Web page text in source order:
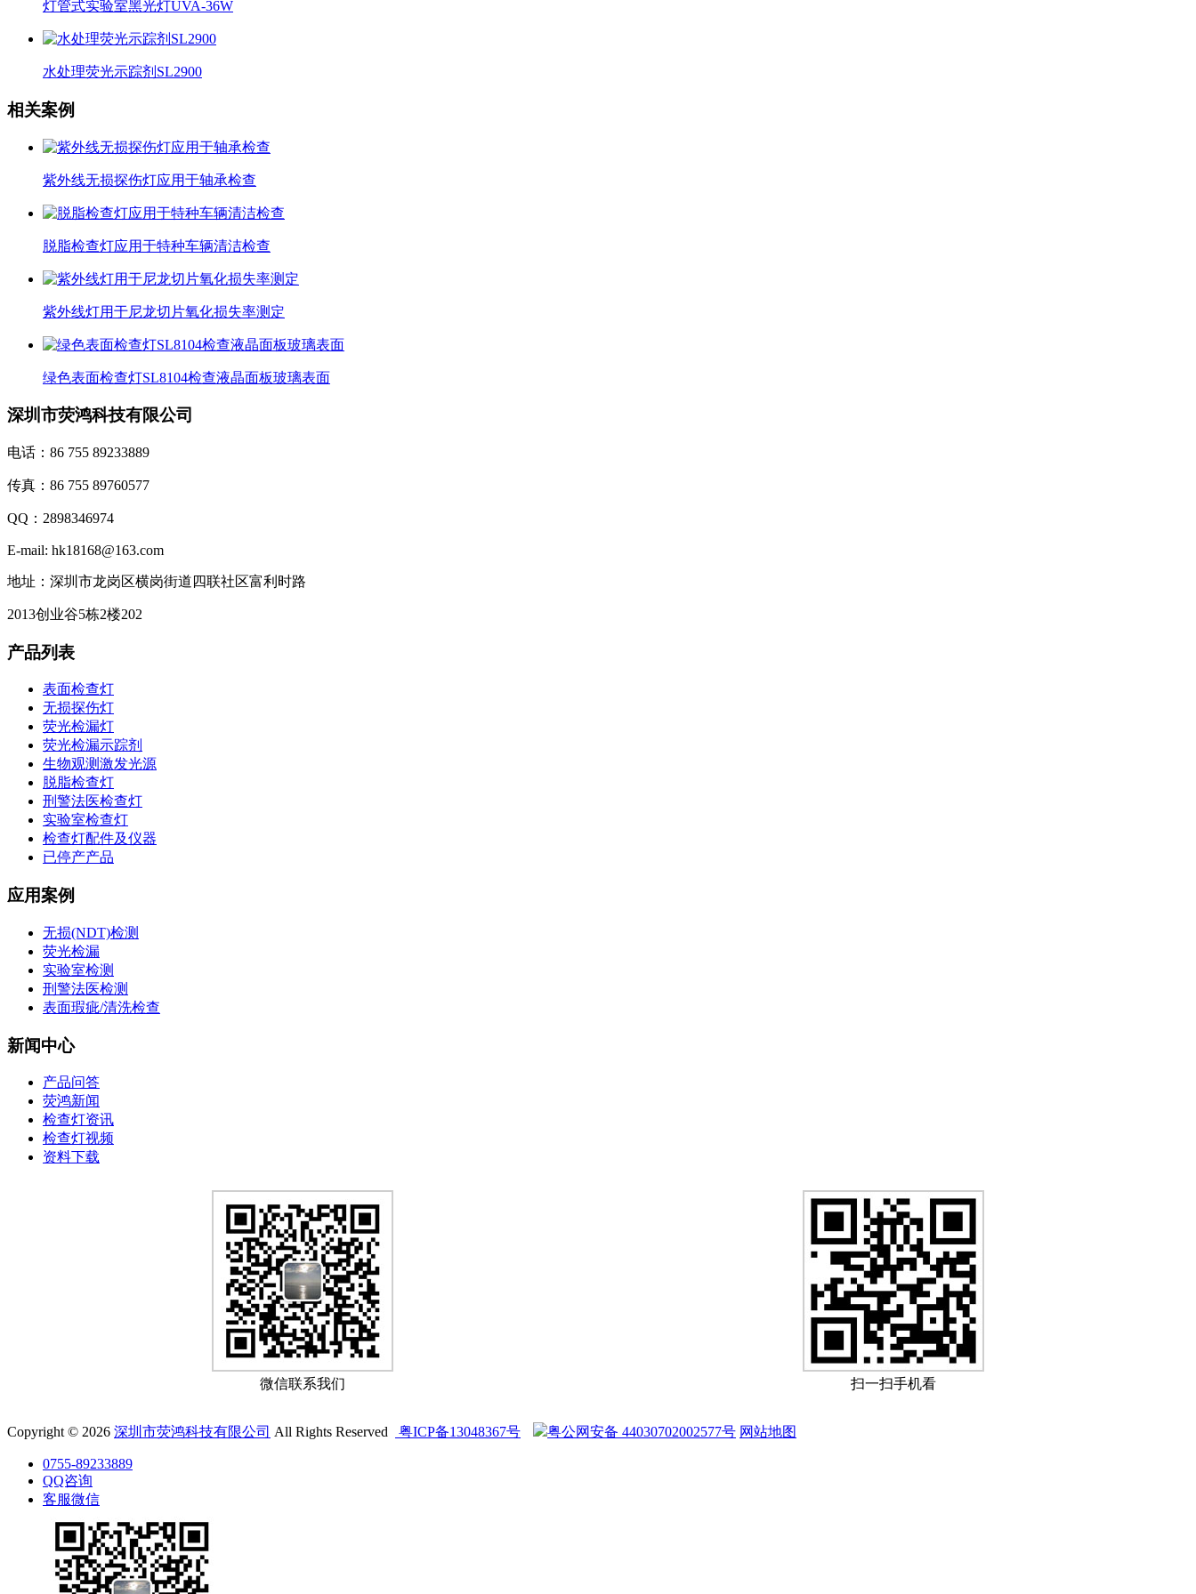
灯管式实验室黑光灯UVA-36W
水处理荧光示踪剂SL2900
相关案例
紫外线无损探伤灯应用于轴承检查
脱脂检查灯应用于特种车辆清洁检查
紫外线灯用于尼龙切片氧化损失率测定
绿色表面检查灯SL8104检查液晶面板玻璃表面
深圳市荧鸿科技有限公司
电话：86 755 89233889
传真：86 755 89760577
QQ：2898346974
E-mail: hk18168@163.com
地址：深圳市龙岗区横岗街道四联社区富利时路
2013创业谷5栋2楼202
产品列表
表面检查灯
无损探伤灯
荧光检漏灯
荧光检漏示踪剂
生物观测激发光源
脱脂检查灯
刑警法医检查灯
实验室检查灯
检查灯配件及仪器
已停产产品
应用案例
无损(NDT)检测
荧光检漏
实验室检测
刑警法医检测
表面瑕疵/清洗检查
新闻中心
产品问答
荧鸿新闻
检查灯资讯
检查灯视频
资料下载
微信联系我们 扫一扫手机看
Copyright © 2026 深圳市荧鸿科技有限公司 All Rights Reserved 粤ICP备13048367号 粤公网安备 44030702002577号 网站地图
0755-89233889
QQ咨询
客服微信